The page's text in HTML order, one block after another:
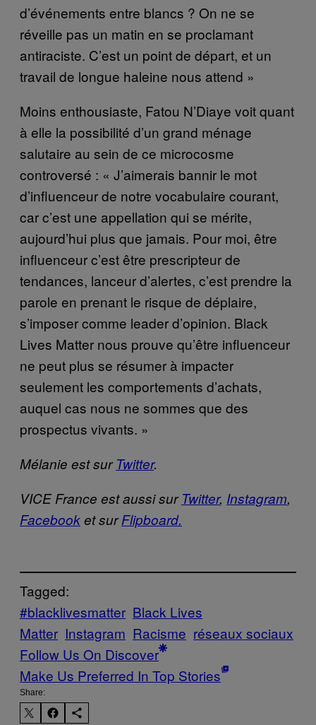
d’événements entre blancs ? On ne se
réveille pas un matin en se proclamant
antiraciste. C’est un point de départ, et un
travail de longue haleine nous attend »
Moins enthousiaste, Fatou N’Diaye voit quant
à elle la possibilité d’un grand ménage
salutaire au sein de ce microcosme
controversé : « J’aimerais bannir le mot
d’influenceur de notre vocabulaire courant,
car c’est une appellation qui se mérite,
aujourd’hui plus que jamais. Pour moi, être
influenceur c’est être prescripteur de
tendances, lanceur d’alertes, c’est prendre la
parole en prenant le risque de déplaire,
s’imposer comme leader d’opinion. Black
Lives Matter nous prouve qu’être influenceur
ne peut plus se résumer à impacter
seulement les comportements d’achats,
auquel cas nous ne sommes que des
prospectus vivants. »
Mélanie est surTwitter.
VICE France est aussi surTwitter, Instagram,
Facebooket surFlipboard.
Tagged:
#blacklivesmatter Black Lives
Matter Instagram Racisme réseaux sociaux
Follow Us On Discover
Make Us Preferred In Top Stories
Share: